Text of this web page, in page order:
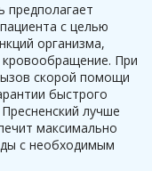
предполагает
с целью
организма,
кровообращение. При
скорой помощи
быстрого
лучше
максимально
с необходимым